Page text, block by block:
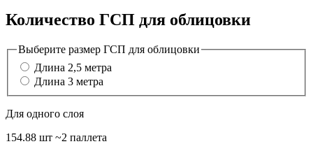
Количество ГСП для облицовки
Выберите размер ГСП для облицовки
Длина 2,5 метра
Длина 3 метра
Для одного слоя
154.88 шт ~2 паллета